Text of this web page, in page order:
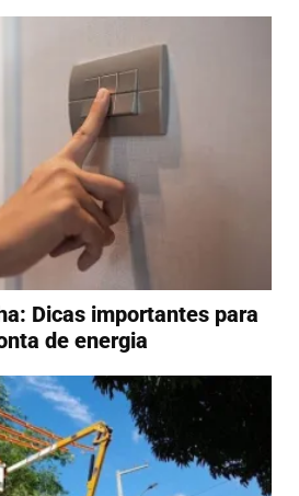
Dicas importantes para
de energia